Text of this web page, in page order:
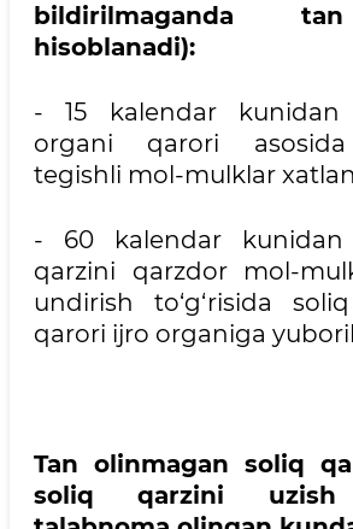
bildirilmaganda
hisoblanadi):
- 15 kalendar kunidan
organi qarori
tegishli mol-mulklar
- 60 kalendar kunidan
qarzini qarzdor mol-
undirish to‘g‘risida
qarori ijro organiga
Tan olinmagan soliq
soliq qarzini uzish